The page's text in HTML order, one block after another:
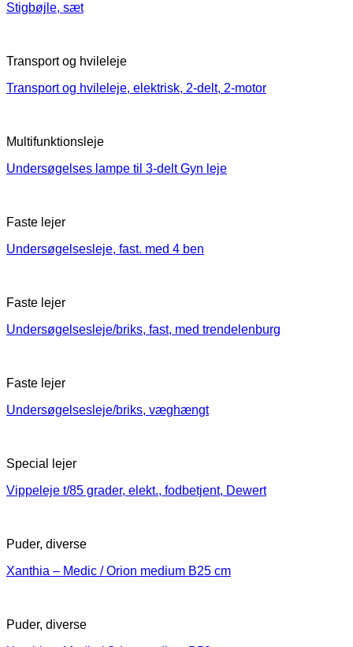
Stigbøjle, sæt
Transport og hvileleje
Transport og hvileleje, elektrisk, 2-delt, 2-motor
Multifunktionsleje
Undersøgelses lampe til 3-delt Gyn leje
Faste lejer
Undersøgelsesleje, fast. med 4 ben
Faste lejer
Undersøgelsesleje/briks, fast, med trendelenburg
Faste lejer
Undersøgelsesleje/briks, væghængt
Special lejer
Vippeleje t/85 grader, elekt., fodbetjent, Dewert
Puder, diverse
Xanthia – Medic / Orion medium B25 cm
Puder, diverse